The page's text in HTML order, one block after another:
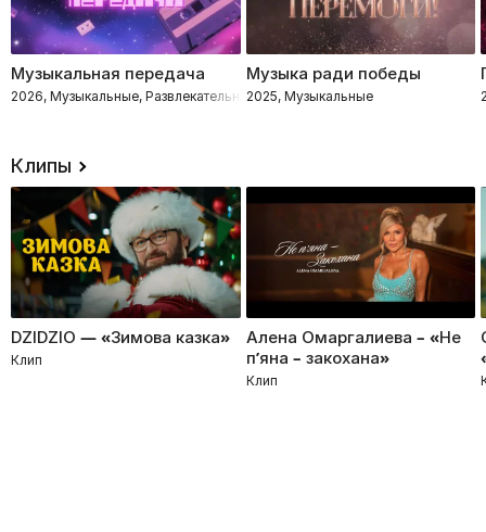
Музыкальная передача
2026, Музыкальные, Развлекательное, Импровизация, Интеллектуальное
Музыка ради победы
2025, Музыкальные
Клипы
DZIDZIO — «Зимова казка»
Клип
Алена Омаргалиева – «Не
п’яна – закохана»
Клип